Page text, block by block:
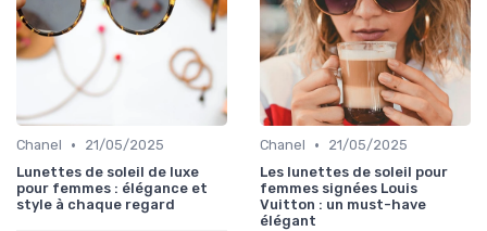
Chanel •
21/05/2025
Lunettes de soleil de luxe
pour femmes : élégance et
style à chaque regard
Chanel •
21/05/2025
Les lunettes de soleil pour
femmes signées Louis
Vuitton : un must-have
élégant